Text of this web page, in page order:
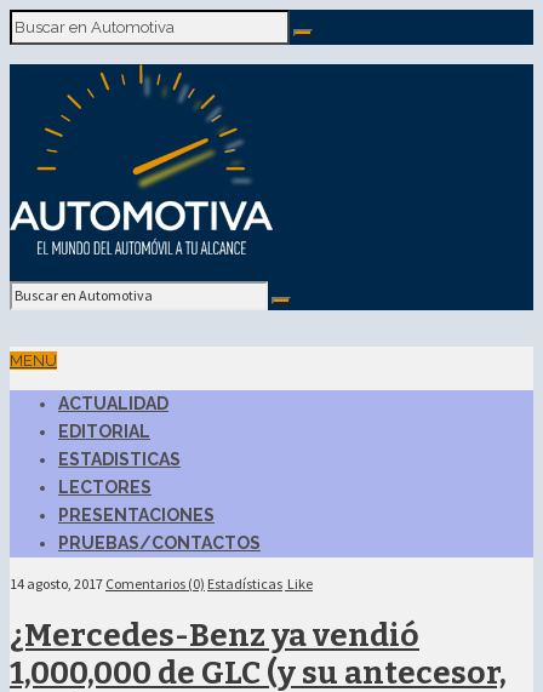
MENU
ACTUALIDAD
EDITORIAL
ESTADISTICAS
LECTORES
PRESENTACIONES
PRUEBAS/CONTACTOS
14 agosto, 2017 Comentarios (0) Estadísticas Like
¿Mercedes-Benz ya vendió
1,000,000 de GLC (y su antecesor,